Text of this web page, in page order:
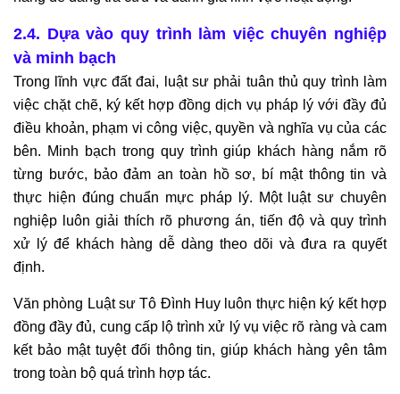
2.4. Dựa vào quy trình làm việc chuyên nghiệp
và minh bạch
Trong lĩnh vực đất đai, luật sư phải tuân thủ quy trình làm
việc chặt chẽ, ký kết hợp đồng dịch vụ pháp lý với đầy đủ
điều khoản, phạm vi công việc, quyền và nghĩa vụ của các
bên. Minh bạch trong quy trình giúp khách hàng nắm rõ
từng bước, bảo đảm an toàn hồ sơ, bí mật thông tin và
thực hiện đúng chuẩn mực pháp lý. Một luật sư chuyên
nghiệp luôn giải thích rõ phương án, tiến độ và quy trình
xử lý để khách hàng dễ dàng theo dõi và đưa ra quyết
định.
Văn phòng Luật sư Tô Đình Huy luôn thực hiện ký kết hợp
đồng đầy đủ, cung cấp lộ trình xử lý vụ việc rõ ràng và cam
kết bảo mật tuyệt đối thông tin, giúp khách hàng yên tâm
trong toàn bộ quá trình hợp tác.